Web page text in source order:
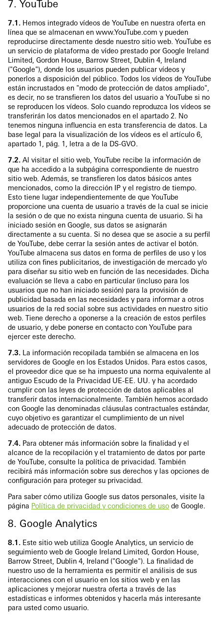
7. YouTube
7.1. Hemos integrado vídeos de YouTube en nuestra oferta en
línea que se almacenan en www.YouTube.com y pueden
reproducirse directamente desde nuestro sitio web. YouTube es
un servicio de plataforma de vídeo prestado por Google Ireland
Limited, Gordon House, Barrow Street, Dublin 4, Ireland
("Google"), donde los usuarios pueden publicar vídeos y
ponerlos a disposición del público. Todos los vídeos de YouTube
están incrustados en "modo de protección de datos ampliado",
es decir, no se transfieren los datos del usuario a YouTube si no
se reproducen los vídeos. Solo cuando reproduzca los vídeos se
transferirán los datos mencionados en el apartado 2. No
tenemos ninguna influencia en esta transferencia de datos. La
base legal para la visualización de los vídeos es el artículo 6,
apartado 1, pág. 1, letra a de la DS-GVO.
7.2. Al visitar el sitio web, YouTube recibe la información de
que ha accedido a la subpágina correspondiente de nuestro
sitio web. Además, se transfieren los datos básicos antes
mencionados, como la dirección IP y el registro de tiempo.
Esto tiene lugar independientemente de que YouTube
proporcione una cuenta de usuario a través de la cual se inicie
la sesión o de que no exista ninguna cuenta de usuario. Si ha
iniciado sesión en Google, sus datos se asignarán
directamente a su cuenta. Si no desea que se asocie a su perfil
de YouTube, debe cerrar la sesión antes de activar el botón.
YouTube almacena sus datos en forma de perfiles de uso y los
utiliza con fines publicitarios, de investigación de mercado y/o
para diseñar su sitio web en función de las necesidades. Dicha
evaluación se lleva a cabo en particular (incluso para los
usuarios que no han iniciado sesión) para la provisión de
publicidad basada en las necesidades y para informar a otros
usuarios de la red social sobre sus actividades en nuestro sitio
web. Tiene derecho a oponerse a la creación de estos perfiles
de usuario, y debe ponerse en contacto con YouTube para
ejercer este derecho.
7.3. La información recopilada también se almacena en los
servidores de Google en los Estados Unidos. Para estos casos,
el proveedor dice que se ha impuesto una norma equivalente al
antiguo Escudo de la Privacidad UE-EE. UU. y ha acordado
cumplir con las leyes de protección de datos aplicables al
transferir datos internacionalmente. También hemos acordado
con Google las denominadas cláusulas contractuales estándar,
cuyo objetivo es garantizar el cumplimiento de un nivel
adecuado de protección de datos.
7.4. Para obtener más información sobre la finalidad y el
alcance de la recopilación y el tratamiento de datos por parte
de YouTube, consulte la política de privacidad. También
recibirá más información sobre sus derechos y las opciones de
configuración para proteger su privacidad.
Para saber cómo utiliza Google sus datos personales, visite la
página Política de privacidad y condiciones de uso de Google.
8. Google Analytics
8.1. Este sitio web utiliza Google Analytics, un servicio de
seguimiento web de Google Ireland Limited, Gordon House,
Barrow Street, Dublin 4, Ireland ("Google"). La finalidad de
nuestro uso de la herramienta es permitir el análisis de sus
interacciones con el usuario en los sitios web y en las
aplicaciones y mejorar nuestra oferta a través de las
estadísticas e informes obtenidos y hacerla más interesante
para usted como usuario.